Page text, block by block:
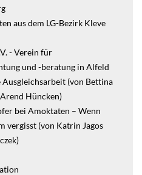
aus dem LG-Bezirk Kleve
- Verein für
und -beratung in Alfeld
(von Bettina
Hüncken)
bei Amoktaten – Wenn
vergisst (von Katrin Jagos